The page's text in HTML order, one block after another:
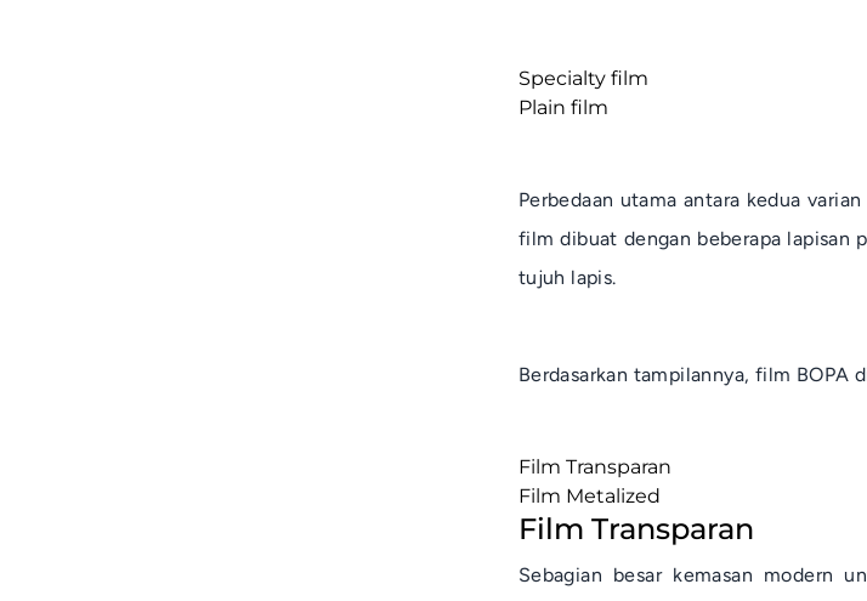
Specialty film
Plain film
Perbedaan utama antara kedua
filmdibuat dengan beberapa lapisan
tujuh lapis.
Berdasarkan tampilannya, film BOPA
Film Transparan
Film Metalized
Film Transparan
Sebagian besar kemasan modern